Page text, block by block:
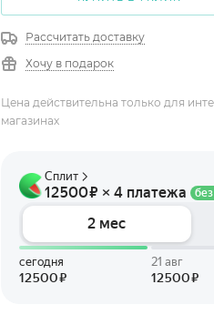
Рассчитать доставку
Хочу в подарок
Цена действительна только для
магазинах